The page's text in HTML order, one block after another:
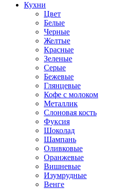
Кухни
Цвет
Белые
Черные
Желтые
Красные
Зеленые
Серые
Бежевые
Глянцевые
Кофе с молоком
Металлик
Слоновая кость
Фуксия
Шоколад
Шампань
Оливковые
Оранжевые
Вишневые
Изумрудные
Венге